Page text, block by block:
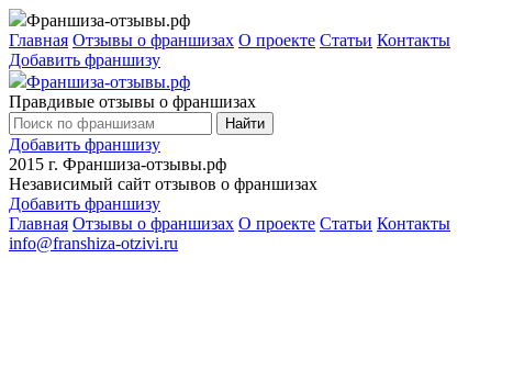
Франшиза-отзывы.рф
Главная Отзывы о франшизах О проекте Статьи Контакты
Добавить франшизу
Франшиза-отзывы.рф
Правдивые отзывы о франшизах
Найти
Добавить франшизу
2015 г. Франшиза-отзывы.рф
Независимый сайт отзывов о франшизах
Добавить франшизу
Главная Отзывы о франшизах О проекте Статьи Контакты
info@franshiza-otzivi.ru